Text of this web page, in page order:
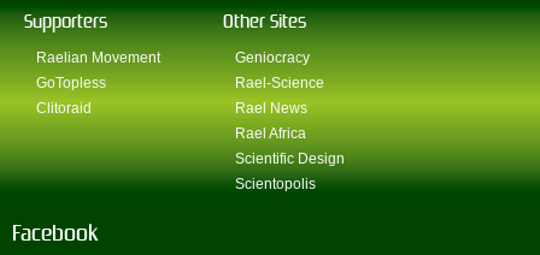
Supporters
Raelian Movement
GoTopless
Clitoraid
Other Sites
Geniocracy
Rael-Science
Rael News
Rael Africa
Scientific Design
Scientopolis
Facebook